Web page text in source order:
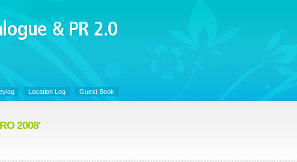
&
Location Log Guest Book
2008'